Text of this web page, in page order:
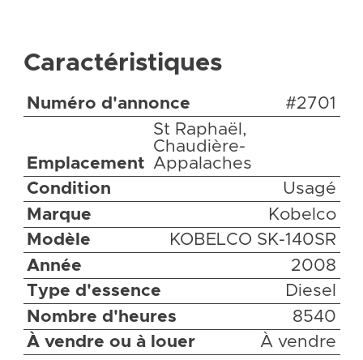
Caractéristiques
Numéro d'annonce #2701
Emplacement
St Raphaël,
Chaudière-
Appalaches
Condition
Usagé
Marque
Kobelco
Modèle
KOBELCO SK-140SR
Année
2008
Type d'essence
Diesel
Nombre d'heures
8540
À vendre ou à louer
À vendre